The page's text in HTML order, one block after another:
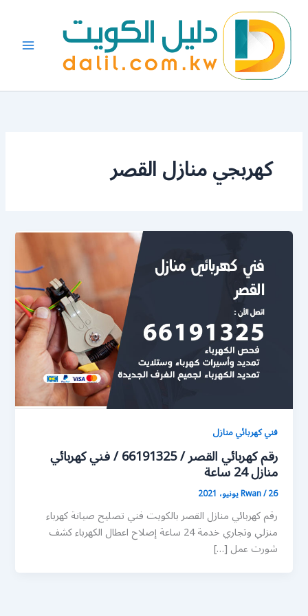
المحتوى
كهربجي منازل القصر
فني كهربائي منازل
رقم كهربائي القصر / 66191325 / فني كهربائي
منازل 24 ساعة
Rwan/26 يونيو، 2021
رقم كهربائي منازل القصر بالكويت فني تصليح صيانة كهرباء
منزلي وتجاري خدمة 24 ساعة إصلاح اعطال الكهرباء كشف
شورت عمل […]